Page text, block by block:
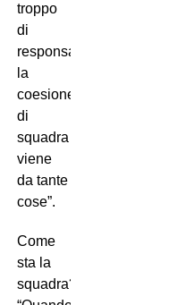
troppo
di
responsabilità,
la
coesione
di
squadra
viene
da tante
cose”.
Come
sta la
squadra?